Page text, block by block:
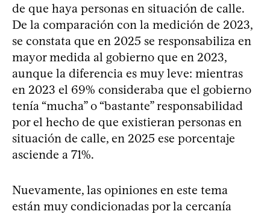
de que haya personas en situación de calle.
De la comparación con la medición de 2023,
se constata que en 2025 se responsabiliza en
mayor medida al gobierno que en 2023,
aunque la diferencia es muy leve: mientras
en 2023 el 69% consideraba que el gobierno
tenía “mucha” o “bastante” responsabilidad
por el hecho de que existieran personas en
situación de calle, en 2025 ese porcentaje
asciende a 71%.
Nuevamente, las opiniones en este tema
están muy condicionadas por la cercanía